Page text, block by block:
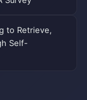
to Retrieve,
Self-